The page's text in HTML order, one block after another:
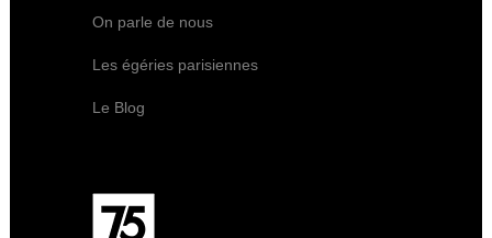
On parle de nous
Les égéries parisiennes
Le Blog